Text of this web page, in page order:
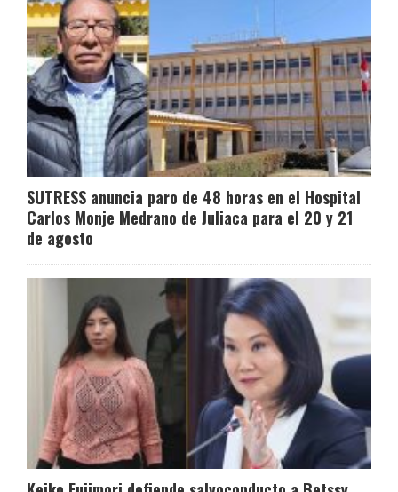
SUTRESS anuncia paro de 48 horas en el Hospital
Carlos Monje Medrano de Juliaca para el 20 y 21
de agosto